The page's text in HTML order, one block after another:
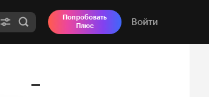
Попробовать
Плюс
Войти
–